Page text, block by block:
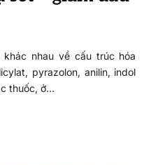
nhau về cấu trúc hóa
pyrazolon, anilin, indol
thuốc, ở…